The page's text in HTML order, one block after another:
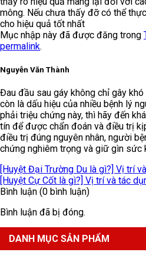
mông. Nếu chưa thấy đỡ có thể
cho hiệu quả tốt nhất
Mục nhập này đã được đăng trong
permalink.
Nguyễn Văn Thành
Đau đầu sau gáy không chỉ gây
còn là dấu hiệu của nhiều bệnh lý
phải triệu chứng này, thì hãy đến
tín để được chẩn đoán và điều trị
điều trị đúng nguyên nhân, người
chứng nghiêm trọng và giữ gìn sức
[Huyệt Đại Trường Du là gì?] Vị trí
[Huyệt Cự Cốt là gì?] Vị trí và tác
Bình luận (0 bình luận)
Bình luận đã bị đóng.
DANH MỤC SẢN PHẨM